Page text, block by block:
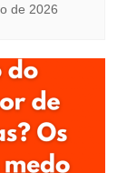
de 2026